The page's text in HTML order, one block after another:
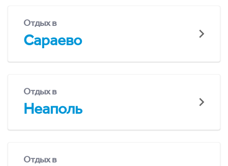
Отдых в
Сараево
Отдых в
Неаполь
Отдых в